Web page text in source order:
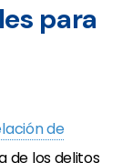
para
de
de los delitos